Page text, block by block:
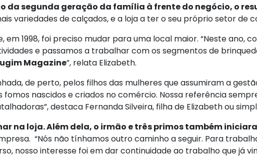
da segunda geração da família à frente do negócio, o
variedades de calçados, e a loja a ter o seu próprio setor de
1998, foi preciso mudar para uma local maior. “Neste ano,
e passamos a trabalhar com os segmentos de
Magazine”, relata Elizabeth.
de perto, pelos filhos das mulheres que assumiram a
nascidos e criados no comércio. Nossa referência
destaca Fernanda Silveira, filha de Elizabeth ou
na loja. Além dela, o irmão e três primos também
“Nós não tínhamos outro caminho a seguir. Para
nosso interesse foi em dar continuidade ao trabalho que já